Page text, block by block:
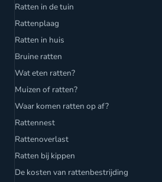
Ratten in de tuin
Rattenplaag
Ratten in huis
Bruine ratten
Wat eten ratten?
Muizen of ratten?
Waar komen ratten op af?
Rattennest
Rattenoverlast
Ratten bij kippen
De kosten van rattenbestrijding